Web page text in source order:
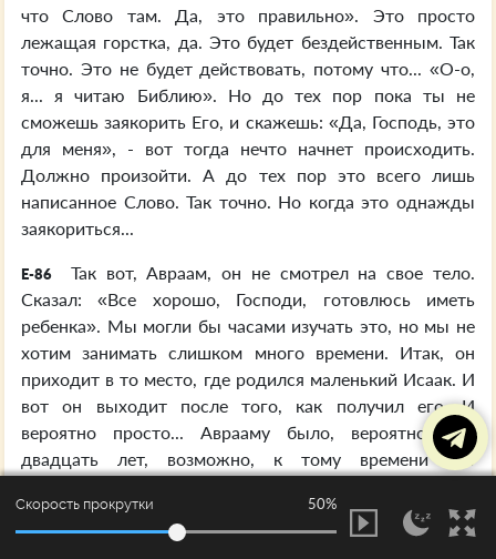
что Слово там. Да, это правильно». Это просто
лежащая горстка, да. Это будет бездейственным. Так
точно. Это не будет действовать, потому что... «О-о,
я... я читаю Библию». Но до тех пор пока ты не
сможешь заякорить Его, и скажешь: «Да, Господь, это
для меня», - вот тогда нечто начнет происходить.
Должно произойти. А до тех пор это всего лишь
написанное Слово. Так точно. Но когда это однажды
заякориться...
E-86
Так вот, Авраам, он не смотрел на свое тело.
Сказал: «Все хорошо, Господи, готовлюсь иметь
ребенка». Мы могли бы часами изучать это, но мы не
хотим занимать слишком много времени. Итак, он
приходит в то место, где родился маленький Исаак. И
вот он выходит после того, как получил его. И
вероятно просто... Аврааму было, вероятно, сто
двадцать лет, возможно, к тому времени сто
вероятно, было пятнадцать, восемнадцать лет. И Бог
сказал: «Так вот, Авраам, - сказал, - Я хочу, чтобы ты
Скорость прокрутки 50%